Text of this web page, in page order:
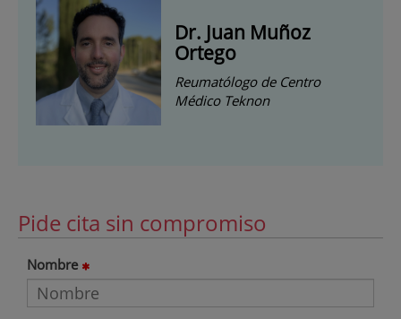
Dr. Juan Muñoz
Ortego
Reumatólogo de Centro
Médico Teknon
Pide cita sin compromiso
Nombre